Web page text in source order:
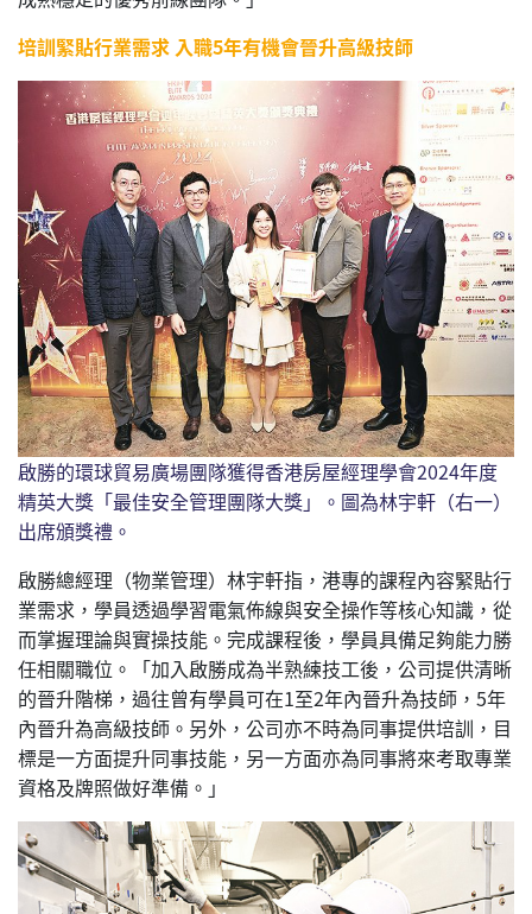
培訓緊貼行業需求 入職5年有機會晉升高級技師
啟勝的環球貿易廣場團隊獲得香港房屋經理學會2024年度
精英大獎「最佳安全管理團隊大獎」。圖為林宇軒（右一）
出席頒獎禮。
啟勝總經理（物業管理）林宇軒指，港專的課程內容緊貼行
業需求，學員透過學習電氣佈線與安全操作等核心知識，從
而掌握理論與實操技能。完成課程後，學員具備足夠能力勝
任相關職位。「加入啟勝成為半熟練技工後，公司提供清晰
的晉升階梯，過往曾有學員可在1至2年內晉升為技師，5年
內晉升為高級技師。另外，公司亦不時為同事提供培訓，目
標是一方面提升同事技能，另一方面亦為同事將來考取專業
資格及牌照做好準備。」